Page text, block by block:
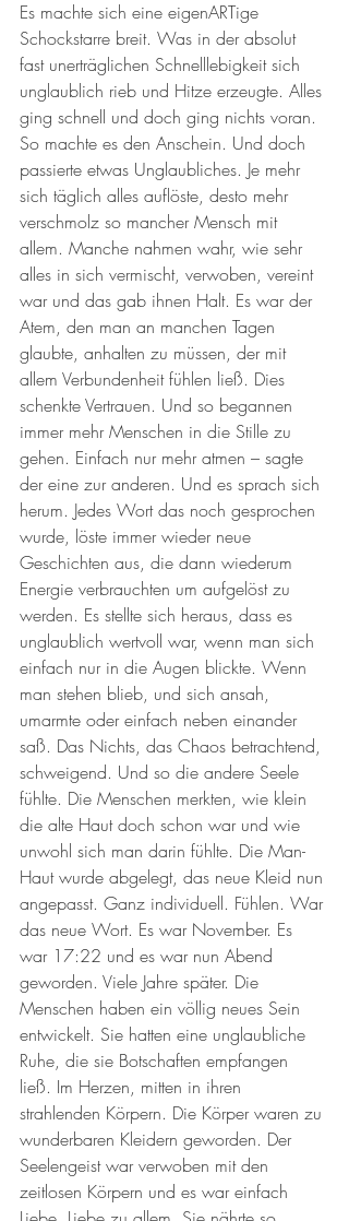
Es machte sich eine eigenARTige
Schockstarre breit. Was in der absolut
fast unerträglichen Schnelllebigkeit sich
unglaublich rieb und Hitze erzeugte. Alles
ging schnell und doch ging nichts voran.
So machte es den Anschein. Und doch
passierte etwas Unglaubliches. Je mehr
sich täglich alles auflöste, desto mehr
verschmolz so mancher Mensch mit
allem. Manche nahmen wahr, wie sehr
alles in sich vermischt, verwoben, vereint
war und das gab ihnen Halt. Es war der
Atem, den man an manchen Tagen
glaubte, anhalten zu müssen, der mit
allem Verbundenheit fühlen ließ. Dies
schenkte Vertrauen. Und so begannen
immer mehr Menschen in die Stille zu
gehen. Einfach nur mehr atmen – sagte
der eine zur anderen. Und es sprach sich
herum. Jedes Wort das noch gesprochen
wurde, löste immer wieder neue
Geschichten aus, die dann wiederum
Energie verbrauchten um aufgelöst zu
werden. Es stellte sich heraus, dass es
unglaublich wertvoll war, wenn man sich
einfach nur in die Augen blickte. Wenn
man stehen blieb, und sich ansah,
umarmte oder einfach neben einander
saß. Das Nichts, das Chaos betrachtend,
schweigend. Und so die andere Seele
fühlte. Die Menschen merkten, wie klein
die alte Haut doch schon war und wie
unwohl sich man darin fühlte. Die Man-
Haut wurde abgelegt, das neue Kleid nun
angepasst. Ganz individuell. Fühlen. War
das neue Wort. Es war November. Es
war 17:22 und es war nun Abend
geworden. Viele Jahre später. Die
Menschen haben ein völlig neues Sein
entwickelt. Sie hatten eine unglaubliche
Ruhe, die sie Botschaften empfangen
ließ. Im Herzen, mitten in ihren
strahlenden Körpern. Die Körper waren zu
wunderbaren Kleidern geworden. Der
Seelengeist war verwoben mit den
zeitlosen Körpern und es war einfach